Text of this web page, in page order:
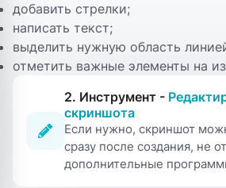
добавить стрелки;
написать текст;
выделить нужную область
отметить важные элементы на
2. Инструмент -
скриншота
Если нужно, скриншот
сразу после создания, не
дополнительные